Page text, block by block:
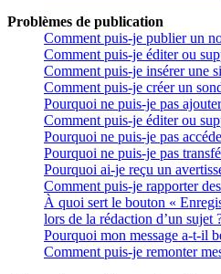
Problèmes de publication
Comment puis-je publier un
Comment puis-je éditer ou
Comment puis-je insérer une
Comment puis-je créer un
Pourquoi ne puis-je pas
Comment puis-je éditer ou
Pourquoi ne puis-je pas
Pourquoi ne puis-je pas
Pourquoi ai-je reçu un
Comment puis-je rapporter
À quoi sert le bouton «
lors de la rédaction d’un sujet
Pourquoi mon message a-t-il
Comment puis-je remonter